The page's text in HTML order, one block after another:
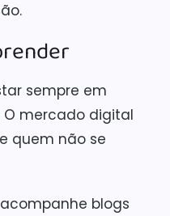
sempre em
mercado digital
quem não se
blogs